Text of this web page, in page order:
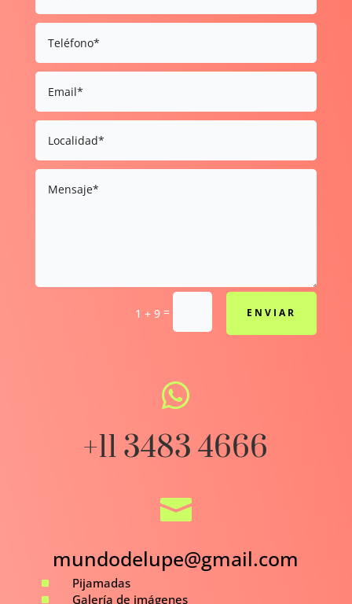
1 + 9 = ENVIAR

+11 3483 4666

mundodelupe@gmail.com
^ Pijamadas
^ Galería de imágenes